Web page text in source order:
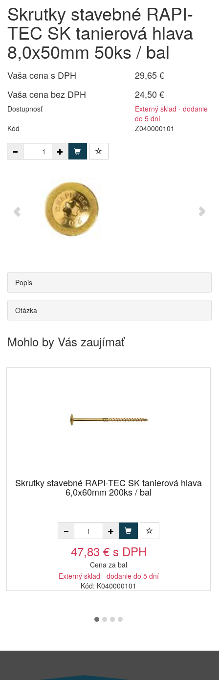
Skrutky stavebné RAPI-
TEC SK tanierová hlava
8,0x50mm 50ks / bal
Vaša cena s DPH
29,65 €
Vaša cena bez DPH
24,50 €
Dostupnosť
Externý sklad - dodanie
do 5 dní
Kód
Z040000101
Popis
Otázka
Mohlo by Vás zaujímať
Skrutky stavebné RAPI-TEC SK tanierová hlava
6,0x60mm 200ks / bal
47,83 € s DPH
Cena za bal
Externý sklad - dodanie do 5 dní
Kód: K040000101